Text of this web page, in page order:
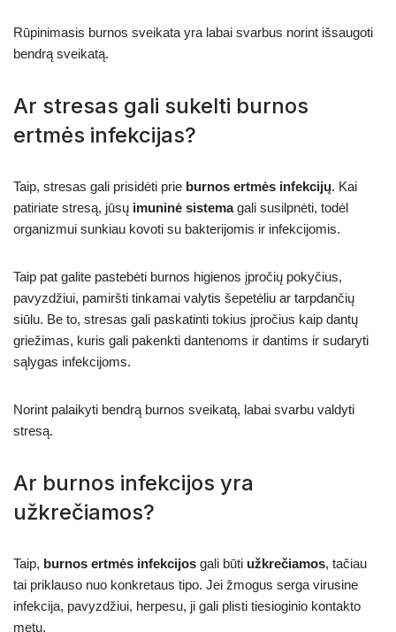
Rūpinimasis burnos sveikata yra labai svarbus norint išsaugoti
bendrą sveikatą.
Ar stresas gali sukelti burnos
ertmės infekcijas?
Taip, stresas gali prisidėti prie burnos ertmės infekcijų. Kai
patiriate stresą, jūsų imuninė sistemagali susilpnėti, todėl
organizmui sunkiau kovoti su bakterijomis ir infekcijomis.
Taip pat galite pastebėti burnos higienos įpročių pokyčius,
pavyzdžiui, pamiršti tinkamai valytis šepetėliu ar tarpdančių
siūlu. Be to, stresas gali paskatinti tokius įpročius kaip dantų
griežimas, kuris gali pakenkti dantenoms ir dantims ir sudaryti
sąlygas infekcijoms.
Norint palaikyti bendrą burnos sveikatą, labai svarbu valdyti
stresą.
Ar burnos infekcijos yra
užkrečiamos?
Taip, burnos ertmės infekcijos gali būti užkrečiamos, tačiau
tai priklauso nuo konkretaus tipo. Jei žmogus serga virusine
infekcija, pavyzdžiui, herpesu, ji gali plisti tiesioginio kontakto
metu.